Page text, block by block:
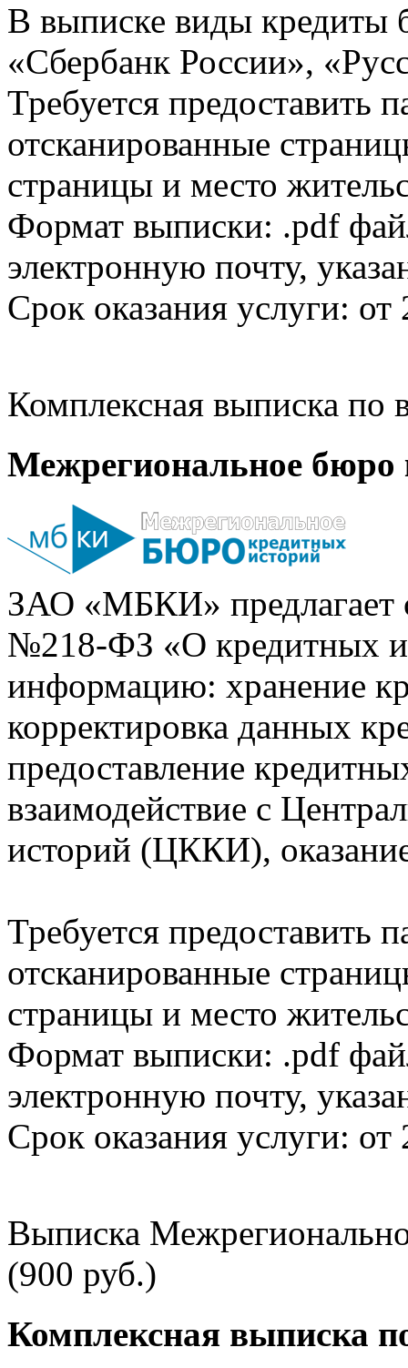
В выписке виды кредиты
«Сбербанк России»,
Требуется предоставить
отсканированные
страницы и место
Формат выписки: .pdf
электронную почту,
Срок оказания услуги: от
Комплексная выписка
Межрегиональное бюро
ЗАО «МБКИ» предлагает
№218-ФЗ «О кредитных
информацию: хранение
корректировка данных
предоставление
взаимодействие с
историй (ЦККИ),
Требуется предоставить
отсканированные
страницы и место
Формат выписки: .pdf
электронную почту,
Срок оказания услуги: от
Выписка
(900 руб.)
Комплексная выписка